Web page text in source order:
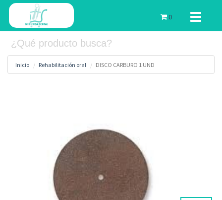
Toggle
0
Inicio Rehabilitación oral DISCO CARBURO 1 UND